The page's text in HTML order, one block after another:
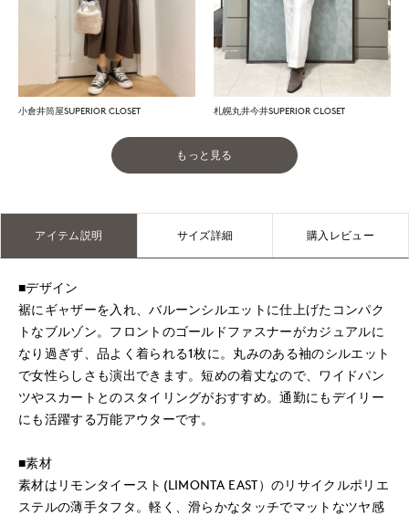
小倉井筒屋SUPERIOR CLOSET 札幌丸井今井SUPERIOR CLOSET
もっと見る
アイテム説明 サイズ詳細 購入レビュー
■デザイン
裾にギャザーを入れ、バルーンシルエットに仕上げたコンパク
トなブルゾン。フロントのゴールドファスナーがカジュアルに
なり過ぎず、品よく着られる1枚に。丸みのある袖のシルエット
で女性らしさも演出できます。短めの着丈なので、ワイドパン
ツやスカートとのスタイリングがおすすめ。通勤にもデイリー
にも活躍する万能アウターです。
■素材
素材はリモンタイースト(LIMONTA EAST）のリサイクルポリエ
ステルの薄手タフタ。軽く、滑らかなタッチでマットなツヤ感